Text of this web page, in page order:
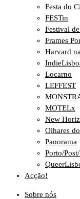
Festa do
FESTin
Festival
Frames
Harvard
Locarno
LEFFEST
MOTELx
New
Olhares
Panorama
Porto/
Acção!
Sobre nós